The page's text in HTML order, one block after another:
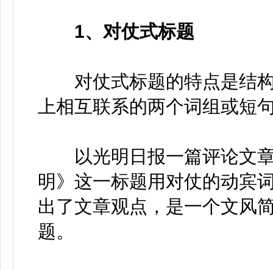
1、对仗式标题
对仗式标题的特点是结构
上相互联系的两个词组或短
以光明日报一篇评论文章
明》这一标题用对仗的动宾
出了文章观点，是一个文风
题。